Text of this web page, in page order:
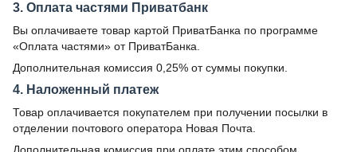
3. Оплата частями Приватбанк
Вы оплачиваете товар картой ПриватБанка по программе
«Оплата частями» от ПриватБанка.
Дополнительная комиссия 0,25% от суммы покупки.
4. Наложенный платеж
Товар оплачивается покупателем при получении посылки в
отделении почтового оператора Новая Почта.